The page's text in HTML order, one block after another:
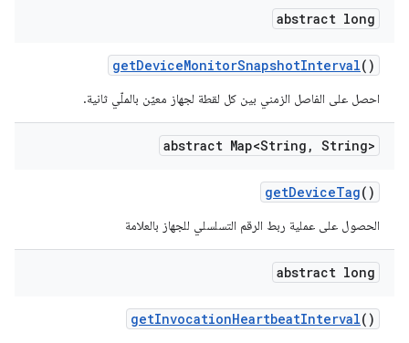
abstract long
getDeviceMonitorSnapshotInterval()
احصل على الفاصل الزمني بين كل لقطة لجهاز معيّن بالملّي ثانية.
abstract Map<String , String>
getDeviceTag()
الحصول على عملية ربط الرقم التسلسلي للجهاز بالعلامة
abstract long
getInvocationHeartbeatInterval()